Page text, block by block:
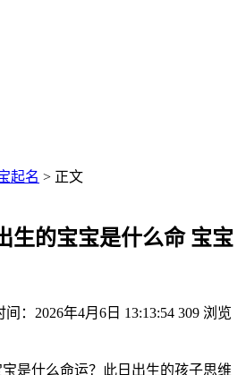
起名 > 正文
生的宝宝是什么命 宝宝
间：2026年4月6日 13:13:54 309 浏览
宝是什么命运？此日出生的孩子思维